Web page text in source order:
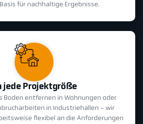
für nachhaltige Ergebnisse.
jede Projektgröße
Boden entfernen in Wohnungen oder
in Industriehallen - wir
flexibel an die Anforderungen